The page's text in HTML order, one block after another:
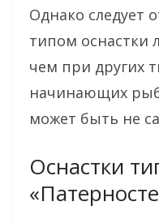
Однако следует
типом оснастки
чем при других
начинающих
может быть не
Оснастки